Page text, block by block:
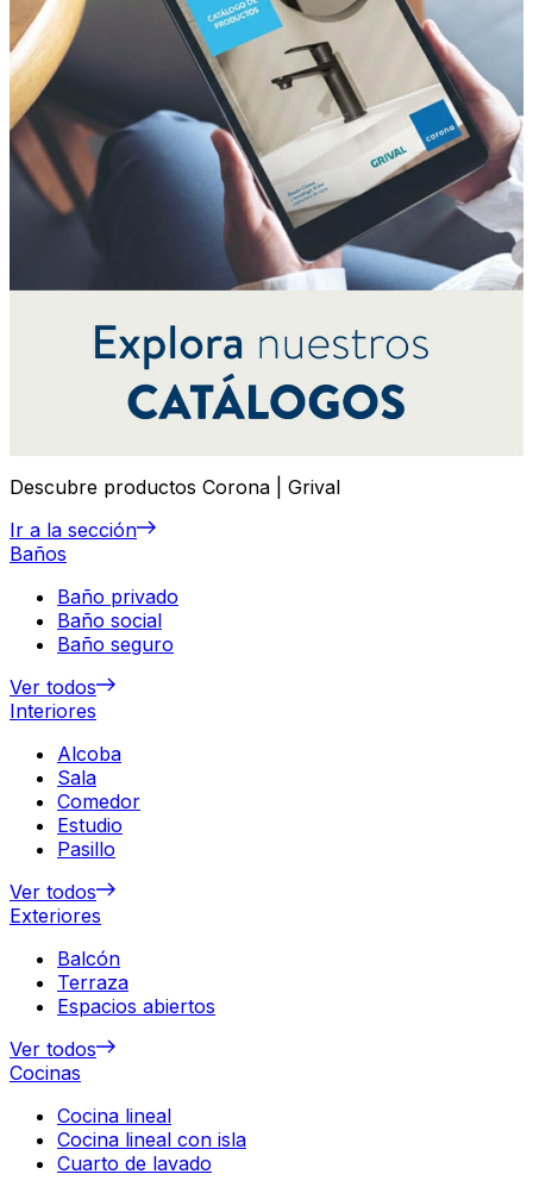
Descubre productos Corona | Grival
Ir a la sección
Baños
Baño privado
Baño social
Baño seguro
Ver todos
Interiores
Alcoba
Sala
Comedor
Estudio
Pasillo
Ver todos
Exteriores
Balcón
Terraza
Espacios abiertos
Ver todos
Cocinas
Cocina lineal
Cocina lineal con isla
Cuarto de lavado